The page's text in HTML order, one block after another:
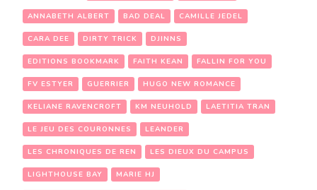
ANNABETH ALBERT BAD DEAL CAMILLE JEDEL
CARA DEE DIRTY TRICK DJINNS
EDITIONS BOOKMARK FAITH KEAN FALLIN FOR YOU
FV ESTYER GUERRIER HUGO NEW ROMANCE
KELIANE RAVENCROFT KM NEUHOLD LAETITIA TRAN
LE JEU DES COURONNES LEANDER
LES CHRONIQUES DE REN LES DIEUX DU CAMPUS
LIGHTHOUSE BAY MARIE HJ